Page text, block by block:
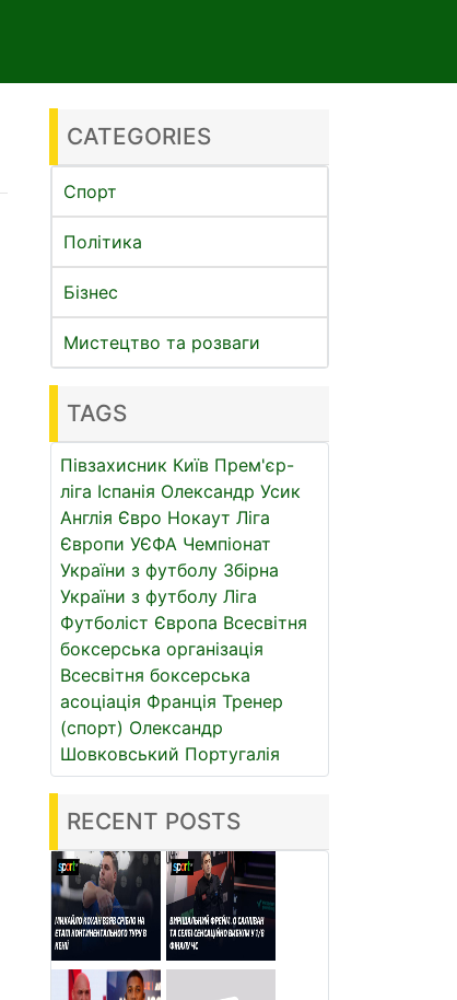
CATEGORIES
Спорт
Політика
Бізнес
Мистецтво та розваги
TAGS
Півзахисник Київ Прем'єр-
ліга Іспанія Олександр Усик
Англія Євро Нокаут Ліга
Європи УЄФА Чемпіонат
України з футболу Збірна
України з футболу Ліга
Футболіст Європа Всесвітня
боксерська організація
Всесвітня боксерська
асоціація Франція Тренер
(спорт) Олександр
Шовковський Португалія
RECENT POSTS